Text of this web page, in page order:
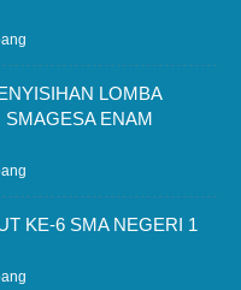
LOMBA
SMAGESA ENAM
KE-6 SMA NEGERI 1